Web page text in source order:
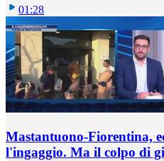
01:28
Mastantuono-Fiorentina,
l'ingaggio. Ma il colpo di